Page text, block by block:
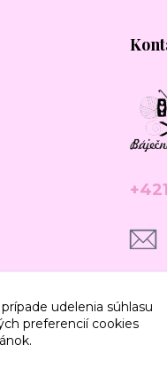
udelenia súhlasu
preferencií cookies